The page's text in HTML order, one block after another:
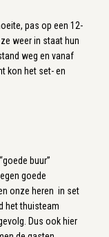
pas op een 12-
weer in staat hun
weg en vanaf
kon het set- en
buur”
goede
onze heren in set
het thuisteam
Dus ook hier